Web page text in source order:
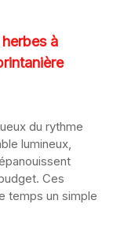
à
du rythme
lumineux,
Ces
temps un simple